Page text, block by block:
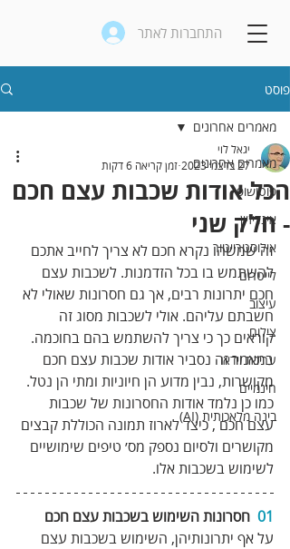
התחברות לאתר
פוסט
מאמרים אחרונים
פוטושופ
אינדיזיין
אילוסטרייטור
לייטרום
עיצוב
צילום
עריכת וידאו
חינמיים
בינה מלאכותית (AI)
מאמרים אחרונים
הכל אודות שכבות עצם חכם
- חלק שני
יגאל לוי
27 בדצמ׳ 2023
זמן קריאה 6 דקות
זה שמשהו נקרא חכם לא צריך לחייב אתכם
להשתמש בו בכל הזדמנות. לשכבות עצם
חכם יתרונות רבים, אך גם חסרונות שאולי לא
חשבתם עליהם. אולי לשכבות מסוג זה
קוראים כך כי צריך להשתמש בהם בחוכמה.
במאמר זה נסביר אודות שכבות עצם חכם
מקושרות, נבין מדוע הן חיוניות ומתי הן נטל.
כמו כן נלמד אודות החסרונות של שכבות
עצם חכם , כיצד לארוז תמונה הכוללת קבצים
מקושרים ולסיום נספק מס׳ טיפים שימושיים
לשימוש בשכבות אלו.
01 חסרונות השימוש בשכבות עצם חכם
על אף יתרונותיהן, השימוש בשכבות עצם